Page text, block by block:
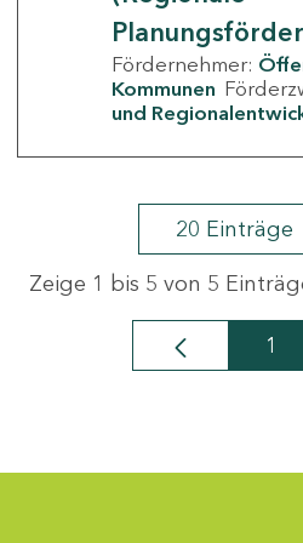
Fördernehmer:
Kommunen
und
20 Einträge
Zeige 1 bis 5 von 5
1